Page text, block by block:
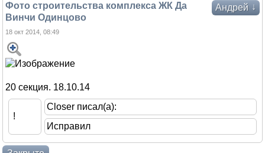
Андрей ↓
Фото строительства комплекса ЖК Да
Винчи Одинцово
18 окт 2014, 08:49
20 секция. 18.10.14
!
Closer писал(а):
Исправил